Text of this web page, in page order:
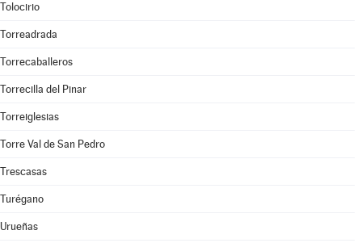
Tolocirio
Torreadrada
Torrecaballeros
Torrecilla del Pinar
Torreiglesias
Torre Val de San Pedro
Trescasas
Turégano
Urueñas